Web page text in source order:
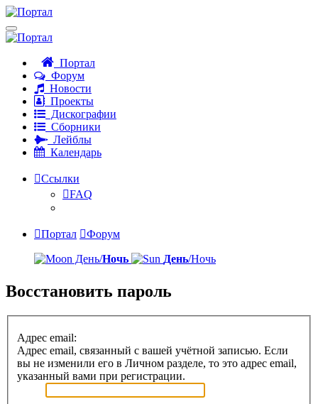
Портал
Форум
Новости
Проекты
Дискографии
Сборники
Лейблы
Календарь
Ссылки
FAQ
Портал Форум
День/Ночь День/Ночь
Восстановить пароль
Адрес email:
Адрес email, связанный с вашей учётной записью. Если
вы не изменили его в Личном разделе, то это адрес email,
указанный вами при регистрации.